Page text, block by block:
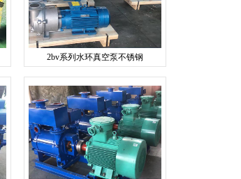
2bv系列水环真空泵不锈钢